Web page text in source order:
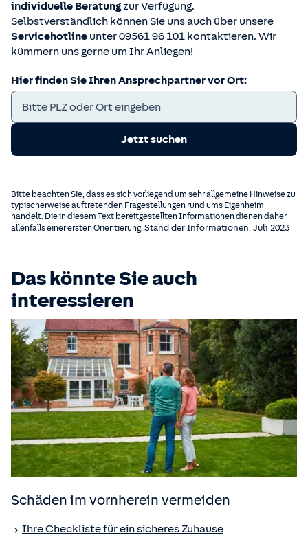
individuelle Beratungzur Verfügung.
Selbstverständlich können Sie uns auch über unsere
Servicehotline unter09561 96 101 kontaktieren. Wir
kümmern uns gerne um Ihr Anliegen!
Hier finden Sie Ihren Ansprechpartner vor Ort:
Jetzt suchen
Bitte beachten Sie, dass es sich vorliegend um sehr allgemeine Hinweise zu
typischerweise auftretenden Fragestellungen rund ums Eigenheim
handelt. Die in diesem Text bereitgestellten Informationen dienen daher
allenfalls einer ersten Orientierung. Stand der Informationen: Juli 2023
Das könnte Sie auch
interessieren
Schäden im vornherein vermeiden
Ihre Checkliste für ein sicheres Zuhause